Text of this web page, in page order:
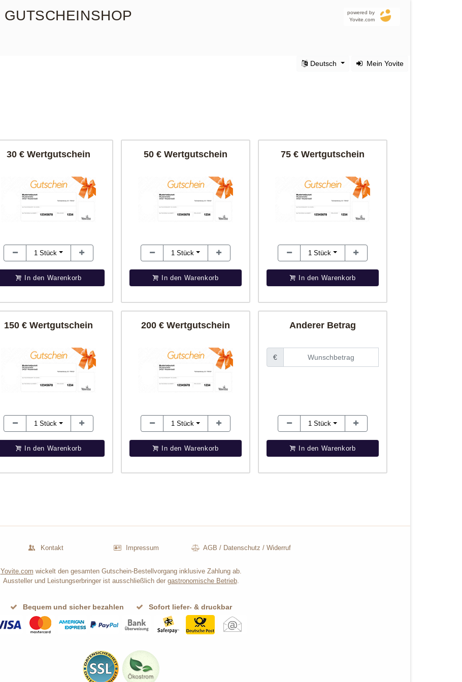
GUTSCHEINSHOP
powered by
Yovite.com
Mein Yovite
Deutsch
30 € Wertgutschein
1Stück
In den Warenkorb
50 € Wertgutschein
1Stück
In den Warenkorb
75 € Wertgutschein
1Stück
In den Warenkorb
150 € Wertgutschein
1Stück
In den Warenkorb
200 € Wertgutschein
1Stück
In den Warenkorb
Anderer Betrag
€
1Stück
In den Warenkorb
Kontakt Impressum AGB / Datenschutz /Widerruf
Yovite.com wickelt den gesamten Gutschein-Bestellvorgang inklusive Zahlung ab.
Aussteller und Leistungserbringer ist ausschließlich der gastronomische Betrieb.
Bequem und sicher bezahlen Sofort liefer- & druckbar